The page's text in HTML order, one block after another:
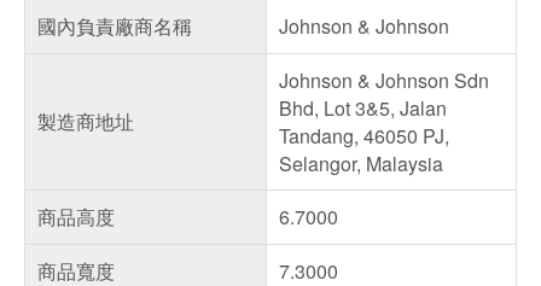
國內負責廠商名稱
Johnson & Johnson
製造商地址
Johnson & Johnson Sdn
Bhd, Lot 3&5, Jalan
Tandang, 46050 PJ,
Selangor, Malaysia
商品高度
6.7000
商品寬度
7.3000